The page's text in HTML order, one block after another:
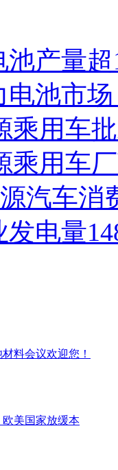
池产量
电池市
乘用车
乘用车
汽车消
发电量
料会议欢迎您！
欧美国家放缓本